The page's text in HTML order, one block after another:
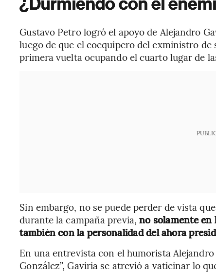
Gustavo Petro logró el apoyo de Alejandro
luego de que el coequipero del exministro
primera vuelta ocupando el cuarto lugar de
Sin embargo, no se puede perder de vista
durante la campaña previa,no solamente en
también con la personalidad del ahora
En una entrevista con el humorista
González”, Gaviria se atrevió a vaticinar lo